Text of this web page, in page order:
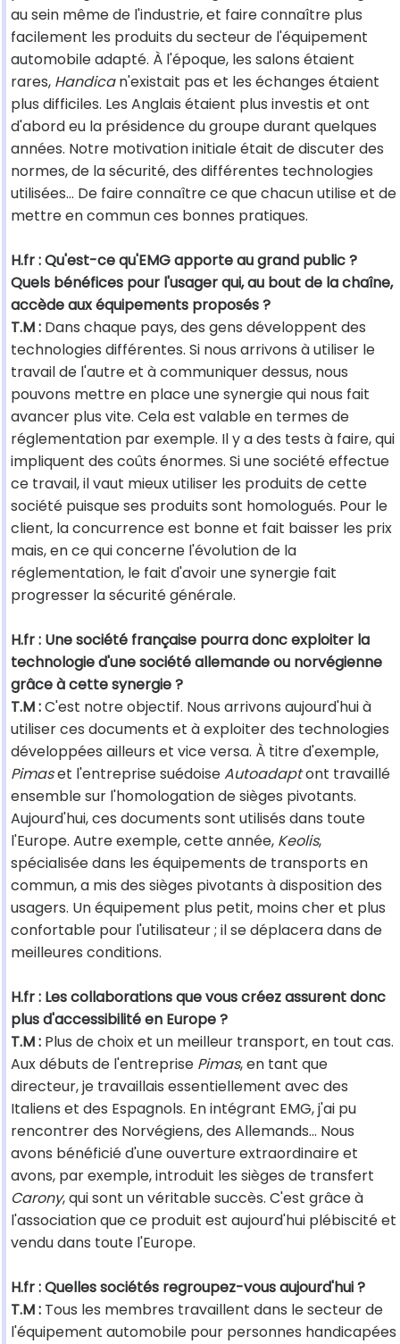
au sein même de l'industrie, et faire connaître plus
facilement les produits du secteur de l'équipement
automobile adapté. À l'époque, les salons étaient
rares, Handican'existait pas et les échanges étaient
plus difficiles. Les Anglais étaient plus investis et ont
d'abord eu la présidence du groupe durant quelques
années. Notre motivation initiale était de discuter des
normes, de la sécurité, des différentes technologies
utilisées… De faire connaître ce que chacun utilise et de
mettre en commun ces bonnes pratiques.
H.fr : Qu'est-ce qu'EMG apporte au grand public ?
Quels bénéfices pour l'usager qui, au bout de la chaîne,
accède aux équipements proposés ?
T.M : Dans chaque pays, des gens développent des
technologies différentes. Si nous arrivons à utiliser le
travail de l'autre et à communiquer dessus, nous
pouvons mettre en place une synergie qui nous fait
avancer plus vite. Cela est valable en termes de
réglementation par exemple. Il y a des tests à faire, qui
impliquent des coûts énormes. Si une société effectue
ce travail, il vaut mieux utiliser les produits de cette
société puisque ses produits sont homologués. Pour le
client, la concurrence est bonne et fait baisser les prix
mais, en ce qui concerne l'évolution de la
réglementation, le fait d'avoir une synergie fait
progresser la sécurité générale.
H.fr : Une société française pourra donc exploiter la
technologie d'une société allemande ou norvégienne
grâce à cette synergie ?
T.M :C'est notre objectif. Nous arrivons aujourd'hui à
utiliser ces documents et à exploiter des technologies
développées ailleurs et vice versa. À titre d'exemple,
Pimaset l'entreprise suédoiseAutoadaptont travaillé
ensemble sur l'homologation de sièges pivotants.
Aujourd'hui, ces documents sont utilisés dans toute
l'Europe. Autre exemple, cette année, Keolis,
spécialisée dans les équipements de transports en
commun, a mis des sièges pivotants à disposition des
usagers. Un équipement plus petit, moins cher et plus
confortable pour l'utilisateur ; il se déplacera dans de
meilleures conditions.
H.fr : Les collaborations que vous créez assurent donc
plus d'accessibilité en Europe ?
T.M : Plus de choix et un meilleur transport, en tout cas.
Aux débuts de l'entreprise Pimas, en tant que
directeur, je travaillais essentiellement avec des
Italiens et des Espagnols. En intégrant EMG, j'ai pu
rencontrer des Norvégiens, des Allemands… Nous
avons bénéficié d'une ouverture extraordinaire et
avons, par exemple, introduit les sièges de transfert
Carony, qui sont un véritable succès. C'est grâce à
l'association que ce produit est aujourd'hui plébiscité et
vendu dans toute l'Europe.
H.fr : Quelles sociétés regroupez-vous aujourd'hui ?
T.M : Tous les membres travaillent dans le secteur de
l'équipement automobile pour personnes handicapées